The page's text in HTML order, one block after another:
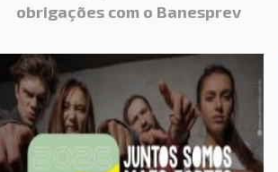
obrigações com o Banesprev